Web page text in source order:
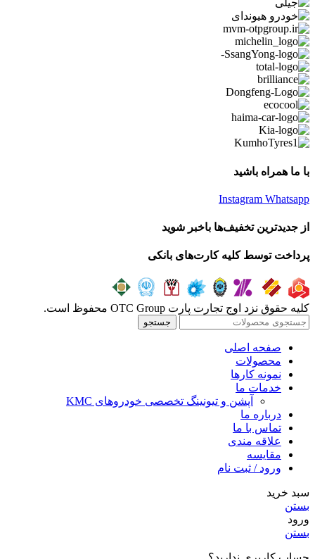
با ما همراه باشید
Instagram Whatsapp
از جدیدترین تخفیف‌ها باخبر شوید
پرداخت توسط کلیه کارت‌های بانکی
کلیه حقوق نزد اوج تجارت پارت OTC Group محفوظ است.
جستجو
صفحه اصلی
محصولات
نمونه کارها
خدمات ما
آپشن و تیونینگ تخصصی خودروهای KMC
درباره ما
تماس با ما
علاقه مندی
مقايسه
ورود / ثبت نام
سبد خرید
بستن
ورود
بستن